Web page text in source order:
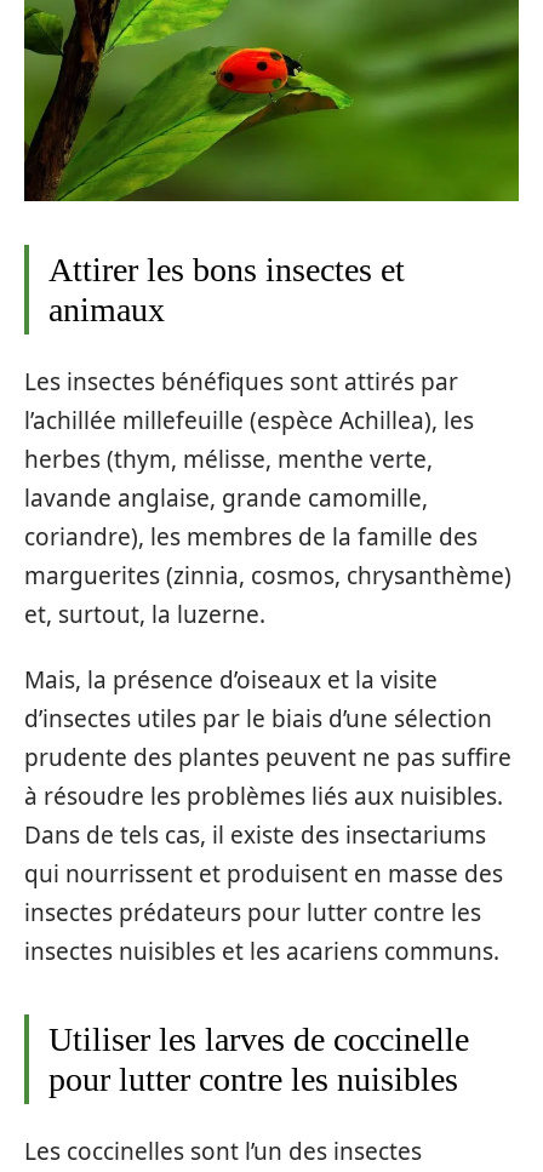
Attirer les bons insectes et
animaux
Les insectes bénéfiques sont attirés par
l’achillée millefeuille (espèce Achillea), les
herbes (thym, mélisse, menthe verte,
lavande anglaise, grande camomille,
coriandre), les membres de la famille des
marguerites (zinnia, cosmos, chrysanthème)
et, surtout, la luzerne.
Mais, la présence d’oiseaux et la visite
d’insectes utiles par le biais d’une sélection
prudente des plantes peuvent ne pas suffire
à résoudre les problèmes liés aux nuisibles.
Dans de tels cas, il existe des insectariums
qui nourrissent et produisent en masse des
insectes prédateurs pour lutter contre les
insectes nuisibles et les acariens communs.
Utiliser les larves de coccinelle
pour lutter contre les nuisibles
Les coccinelles sont l’un des insectes